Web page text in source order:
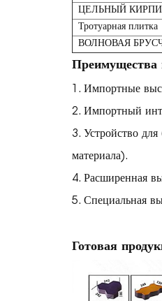
ЦЕЛЬНЫЙ
Тротуарная плитка
ВОЛНОВАЯ
Преимущества
1. Импортные
2. Импортный
3. Устройство
материала).
4. Расширенная
5. Специальная
Готовая